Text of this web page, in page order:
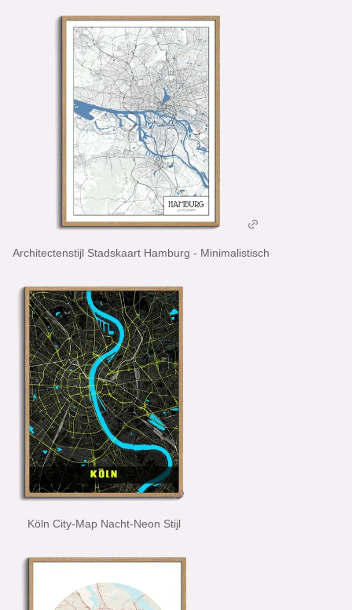
Architectenstijl Stadskaart Hamburg - Minimalistisch
Köln City-Map Nacht-Neon Stijl